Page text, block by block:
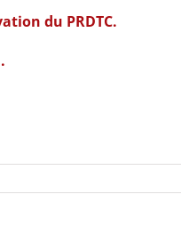
du PRDTC.